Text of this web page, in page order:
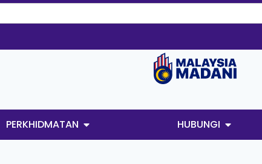
PERKHIDMATAN HUBUNGI